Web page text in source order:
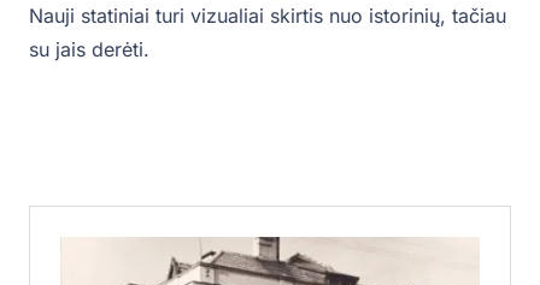
Nauji statiniai turi vizualiai skirtis nuo istorinių, tačiau
su jais derėti.